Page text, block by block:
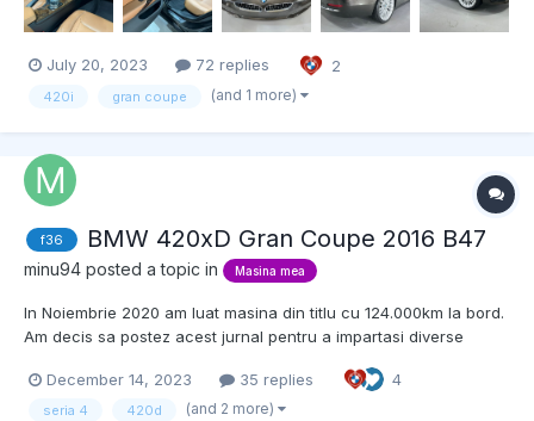
July 20, 2023 72 replies 2
420i gran coupe (and 1 more)
f36 BMW 420xD Gran Coupe 2016 B47
minu94 posted a topic in Masina mea
In Noiembrie 2020 am luat masina din titlu cu 124.000km la bord.
Am decis sa postez acest jurnal pentru a impartasi diverse
ceea ce s-a facut la aceasta. In acest moment are aprox
162,000km. Ca si dotari care merita mentionate:...
December 14, 2023 35 replies 4
seria 4 420d (and 2 more)